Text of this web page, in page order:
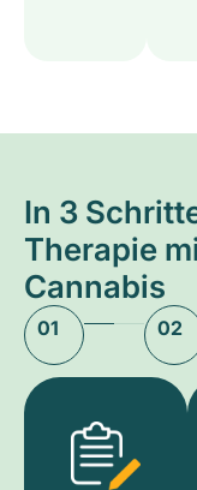
In 3
Therapie
Cannabis
01 02